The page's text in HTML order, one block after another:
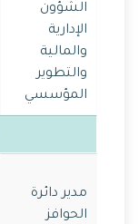
الشؤون
الإدارية
والمالية
والتطوير
المؤسسي
مدير دائرة
الحوافز